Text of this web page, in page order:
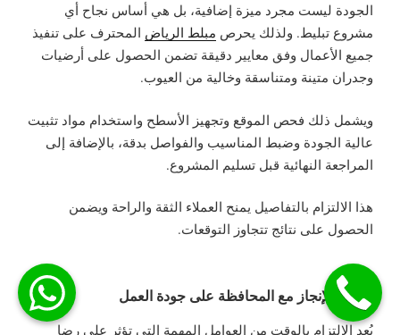
الجودة ليست مجرد ميزة إضافية، بل هي أساس نجاح أي
مشروع تبليط. ولذلك يحرص مبلط الرياض المحترف على تنفيذ
جميع الأعمال وفق معايير دقيقة تضمن الحصول على أرضيات
وجدران متينة ومتناسقة وخالية من العيوب.
ويشمل ذلك فحص الموقع وتجهيز الأسطح واستخدام مواد تثبيت
عالية الجودة وضبط المناسيب والفواصل بدقة، بالإضافة إلى
المراجعة النهائية قبل تسليم المشروع.
هذا الالتزام بالتفاصيل يمنح العملاء الثقة والراحة ويضمن
الحصول على نتائج تتجاوز التوقعات.
سرعة الإنجاز مع المحافظة على جودة العمل
يُعد الالتزام بالوقت من العوامل المهمة التي تؤثر على رضا